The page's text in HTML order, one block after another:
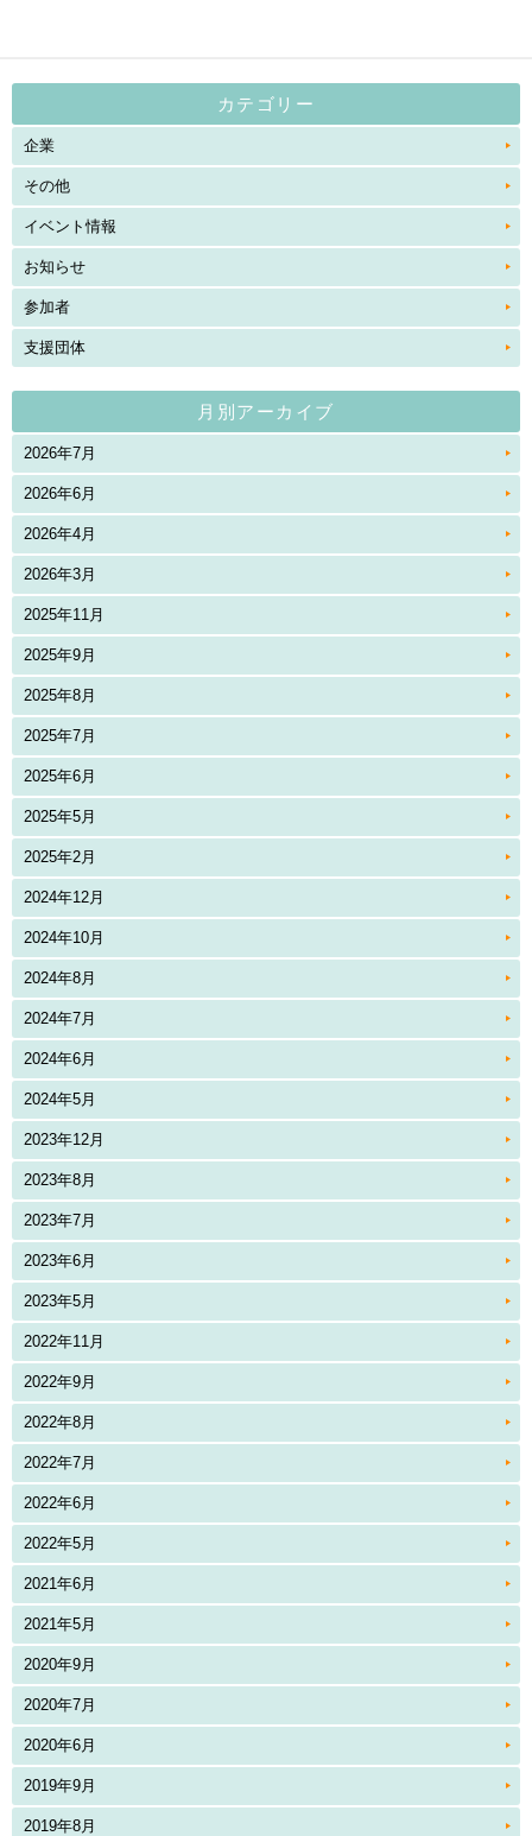
カテゴリー
企業
その他
イベント情報
お知らせ
参加者
支援団体
月別アーカイブ
2026年7月
2026年6月
2026年4月
2026年3月
2025年11月
2025年9月
2025年8月
2025年7月
2025年6月
2025年5月
2025年2月
2024年12月
2024年10月
2024年8月
2024年7月
2024年6月
2024年5月
2023年12月
2023年8月
2023年7月
2023年6月
2023年5月
2022年11月
2022年9月
2022年8月
2022年7月
2022年6月
2022年5月
2021年6月
2021年5月
2020年9月
2020年7月
2020年6月
2019年9月
2019年8月